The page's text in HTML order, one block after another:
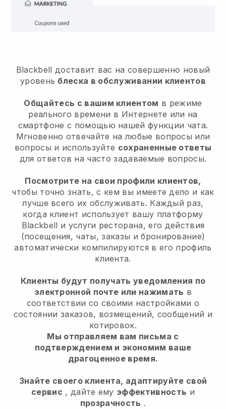
Blackbell доставит вас на совершенно новый
уровень блеска в обслуживании клиентов
Общайтесь с вашим клиентом в режиме
реального времени в Интернете или на
смартфоне с помощью нашей функции чата.
Мгновенно отвечайте на любые вопросы или
вопросы и используйте сохраненные ответы
для ответов на часто задаваемые вопросы.
Посмотрите на свои профили клиентов,
чтобы точно знать, с кем вы имеете дело и как
лучше всего их обслуживать. Каждый раз,
когда клиент использует вашу платформу
Blackbell и услуги ресторана, его действия
(посещения, чаты, заказы и бронирование)
автоматически компилируются в его профиль
клиента.
Клиенты будут получать уведомления по
электронной почте или нажимать в
соответствии со своими настройками о
состоянии заказов, возмещений, сообщений и
котировок.
Мы отправляем вам письма с
подтверждением и экономим ваше
драгоценное время.
Знайте своего клиента, адаптируйте свой
сервис , дайте ему эффективность и
прозрачность .